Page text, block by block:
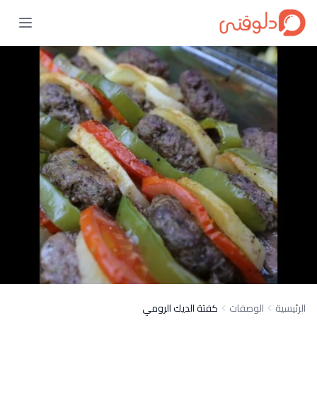
الرئيسية الوصفات كفتة الديك الرومي